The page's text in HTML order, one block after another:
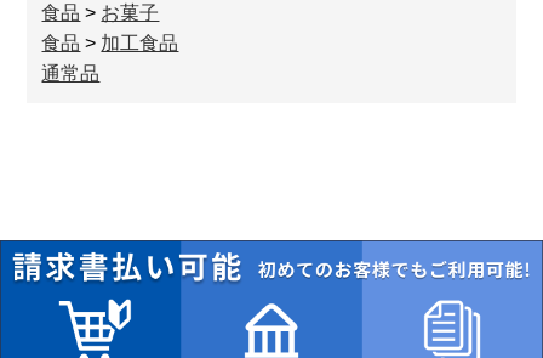
食品 > お菓子
食品 > 加工食品
通常品